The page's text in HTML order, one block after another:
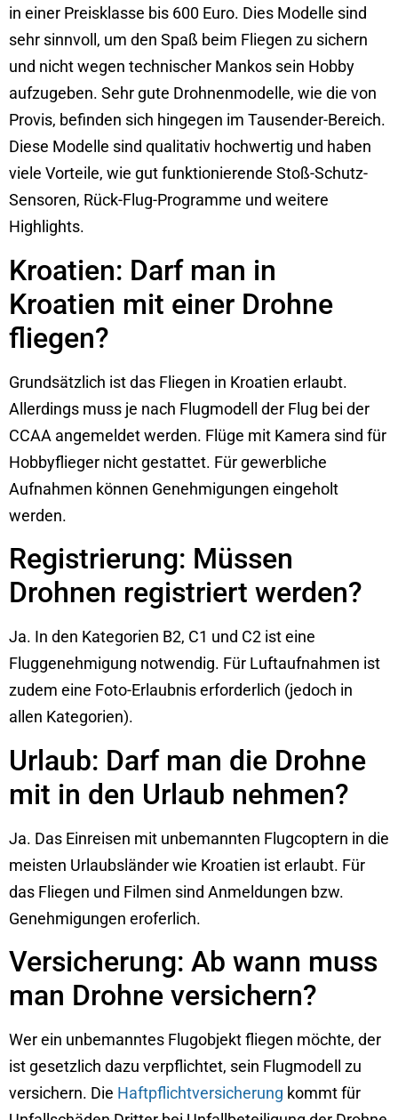
in einer Preisklasse bis 600 Euro. Dies Modelle sind
sehr sinnvoll, um den Spaß beim Fliegen zu sichern
und nicht wegen technischer Mankos sein Hobby
aufzugeben. Sehr gute Drohnenmodelle, wie die von
Provis, befinden sich hingegen im Tausender-Bereich.
Diese Modelle sind qualitativ hochwertig und haben
viele Vorteile, wie gut funktionierende Stoß-Schutz-
Sensoren, Rück-Flug-Programme und weitere
Highlights.
Kroatien: Darf man in
Kroatien mit einer Drohne
fliegen?
Grundsätzlich ist das Fliegen in Kroatien erlaubt.
Allerdings muss je nach Flugmodell der Flug bei der
CCAA angemeldet werden. Flüge mit Kamera sind für
Hobbyflieger nicht gestattet. Für gewerbliche
Aufnahmen können Genehmigungen eingeholt
werden.
Registrierung: Müssen
Drohnen registriert werden?
Ja. In den Kategorien B2, C1 und C2 ist eine
Fluggenehmigung notwendig. Für Luftaufnahmen ist
zudem eine Foto-Erlaubnis erforderlich (jedoch in
allen Kategorien).
Urlaub: Darf man die Drohne
mit in den Urlaub nehmen?
Ja. Das Einreisen mit unbemannten Flugcoptern in die
meisten Urlaubsländer wie Kroatien ist erlaubt. Für
das Fliegen und Filmen sind Anmeldungen bzw.
Genehmigungen eroferlich.
Versicherung: Ab wann muss
man Drohne versichern?
Wer ein unbemanntes Flugobjekt fliegen möchte, der
ist gesetzlich dazu verpflichtet, sein Flugmodell zu
versichern. Die Haftpflichtversicherung kommt für